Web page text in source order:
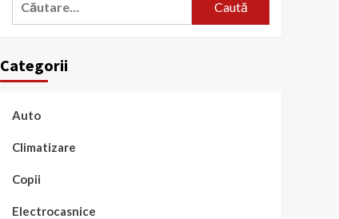
Categorii
Auto
Climatizare
Copii
Electrocasnice